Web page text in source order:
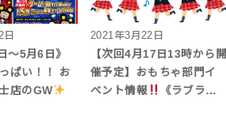
日
～5月6日》
ぱい！！ お
店のGW
2021年3月22日
【次回4月17日13時から開
催予定】おもちゃ部門イ
ベント情報
《ラブラ…